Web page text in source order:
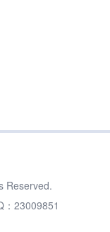
Reserved.
：23009851